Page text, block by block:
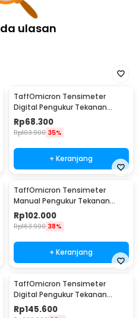
ulasan
TaffOmicron Tensimeter
Digital Pengukur Tekanan
Darah English Voice - BW-3205
Rp68.300
Rp103.900 35%
+ Keranjang
TaffOmicron Tensimeter
Manual Pengukur Tekanan
Darah Stetoskop Set - 0197
Rp102.000
Rp163.900 38%
+ Keranjang
TaffOmicron Tensimeter
Digital Pengukur Tekanan
Darah Dual Power - RAK-283
Rp145.600